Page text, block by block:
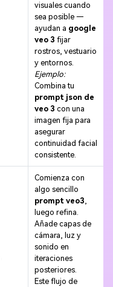
visuales cuando
sea posible —
ayudan a google
veo 3 fijar
rostros, vestuario
y entornos.
Ejemplo:
Combina tu
prompt json de
veo 3 con una
imagen fija para
asegurar
continuidad facial
consistente.
Comienza con
algo sencillo
prompt veo3,
luego refina.
Añade capas de
cámara, luz y
sonido en
iteraciones
posteriores.
Este flujo de